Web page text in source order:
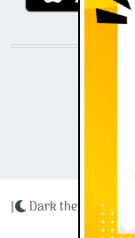
| Dark theme